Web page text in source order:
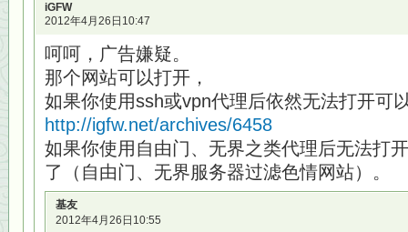
iGFW
2012年4月26日10:47
呵呵，广告嫌疑。
那个网站可以打开，
如果你使用ssh或vpn代理后依然无法打开可
http://igfw.net/archives/6458
如果你使用自由门、无界之类代理后无法打
了（自由门、无界服务器过滤色情网站）。
基友
2012年4月26日10:55